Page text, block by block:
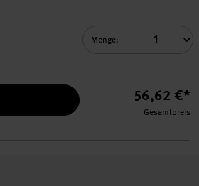
Menge:
56,62 €*
Gesamtpreis